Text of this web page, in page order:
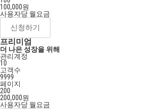
100,000원
사용자당 월요금
신청하기
프리미엄
더 나은 성장을 위해
관리계정
10
고객수
9999
페이지
200
200,000원
사용자당 월요금